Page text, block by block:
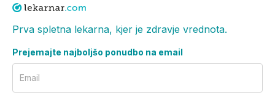
Prva spletna lekarna, kjer je zdravje vrednota.
Prejemajte najboljšo ponudbo na email
Email